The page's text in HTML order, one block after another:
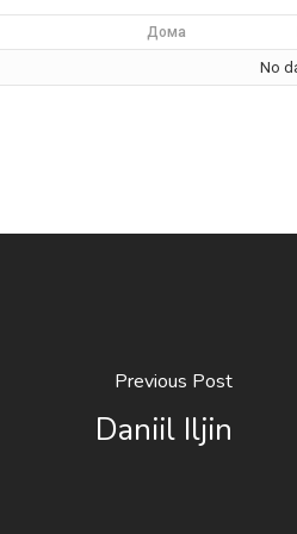
Дома
No
Previous Post
Daniil Iljin